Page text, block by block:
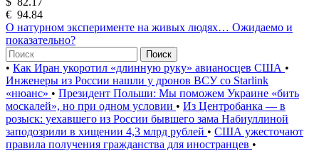
€ 94.84
О натурном эксперименте на живых людях… Ожидаемо и
показательно?
Поиск
• Как Иран укоротил «длинную руку» авианосцев США •
Инженеры из России нашли у дронов ВСУ со Starlink
«нюанс» • Президент Польши: Мы поможем Украине «бить
москалей», но при одном условии • Из Центробанка — в
розыск: уехавшего из России бывшего зама Набиуллиной
заподозрили в хищении 4,3 млрд рублей • США ужесточают
правила получения гражданства для иностранцев •